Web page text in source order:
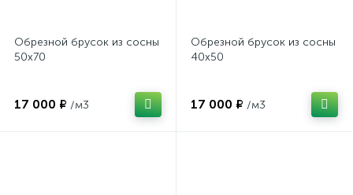
Обрезной брусок из сосны
50х70
17 000 ₽ /м3
Обрезной брусок из сосны
40х50
17 000 ₽ /м3